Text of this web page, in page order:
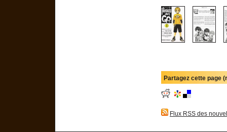
Partagez cette page
Flux RSS des